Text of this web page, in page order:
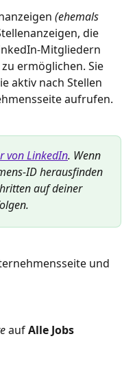
(ehemals
die
Mitgliedern
ermöglichen. Sie
aktiv nach Stellen
aufrufen.
von LinkedIn. Wenn
ID herausfinden
auf deiner
und
auf Alle Jobs